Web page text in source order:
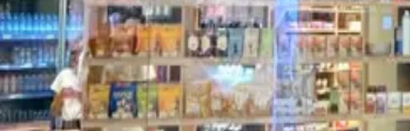
Nossos Telefones
Atendimento Virtual WhatsApp:
+55 27 99867-0844
SAC: